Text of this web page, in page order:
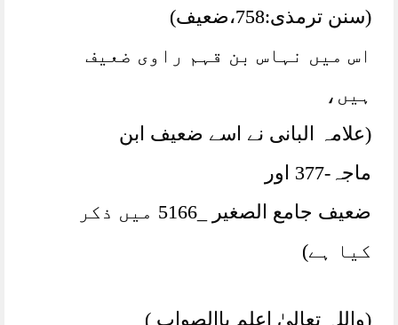
(سنن ترمذی:758،ضعیف)
اس میں نہاس بن قہم راوی ضعیف
ہیں،
(علامہ البانی نے اسے ضعیف ابن
ماجہ-377 اور
ضعیف جامع الصغیر _5166 میں ذکر
کیا ہے)
(واللہ تعالیٰ اعلم باالصواب )